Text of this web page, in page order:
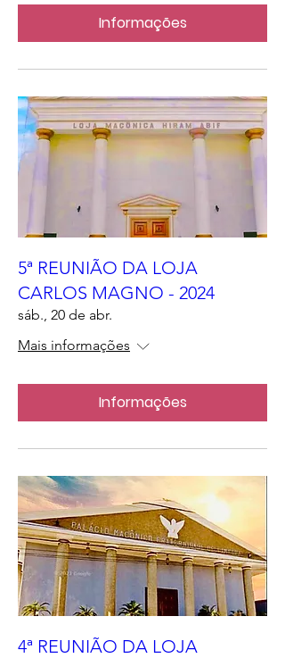
Informações
5ª REUNIÃO DA LOJA
CARLOS MAGNO - 2024
sáb., 20 de abr.
Mais informações
Informações
4ª REUNIÃO DA LOJA